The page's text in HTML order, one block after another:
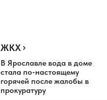
ЖКХ
В Ярославле вода в доме
стала по-настоящему
горячей после жалобы в
прокуратуру